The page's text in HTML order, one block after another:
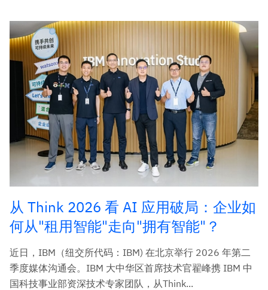
从 Think 2026 看 AI 应用破局：企业如
何从"租用智能"走向"拥有智能"？
近日，IBM（纽交所代码：IBM) 在北京举行 2026 年第二
季度媒体沟通会。IBM 大中华区首席技术官翟峰携 IBM 中
国科技事业部资深技术专家团队，从Think...